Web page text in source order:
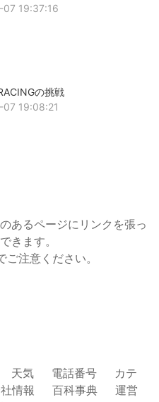
19:37:16
の挑戦
19:08:21
あるページにリンクを張っ
きます。
注意ください。
天気 電話番号
カテ
情報 百科事典
運営